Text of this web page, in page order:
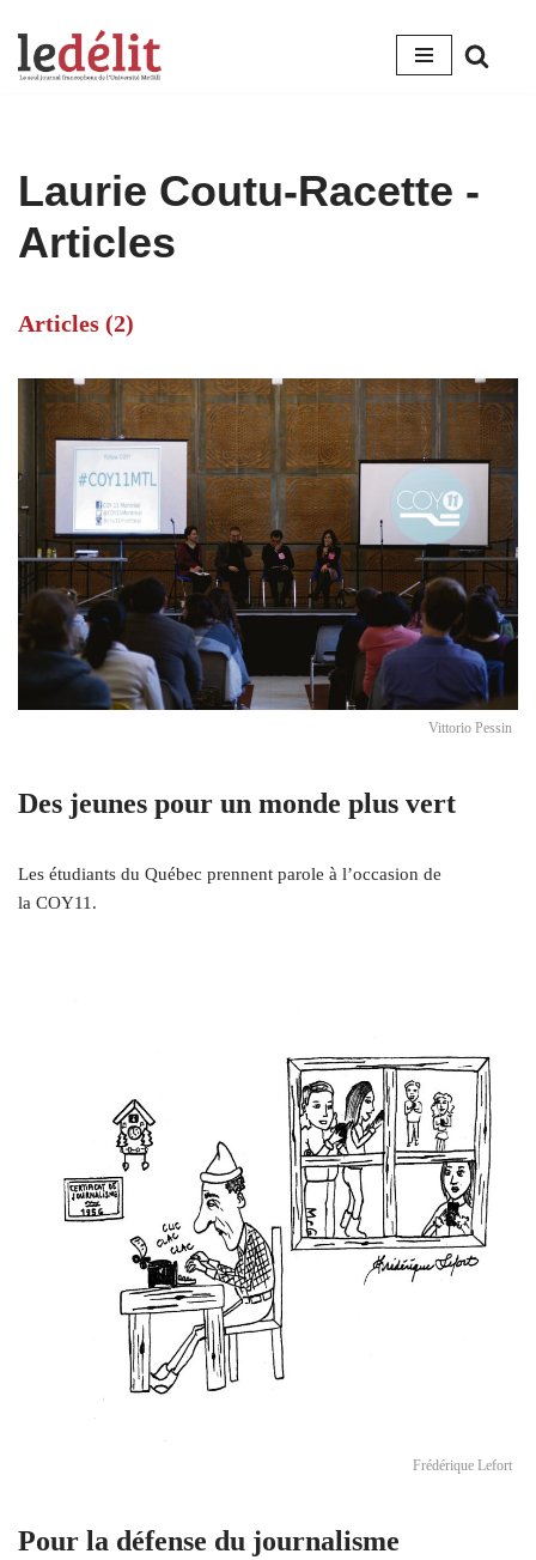
Aller
Laurie Coutu-Racette -
Articles
Articles (2)
Vittorio Pessin
Des jeunes pour un monde plus vert
Les étudiants du Québec prennent parole à l’occasion de
la COY11.
Frédérique Lefort
Pour la défense du journalisme